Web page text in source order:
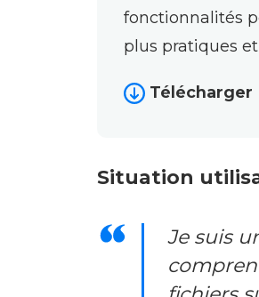
fonctionnalités
plus pratiques
Télécharger
Situation
Je suis